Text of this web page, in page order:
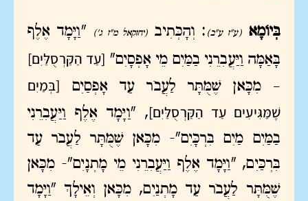
בְּיוֹמָא(ע"ז ע"ב) : וְהָכְּתִיב (יחזקאל מ"ז ג')
"וַיָּמָד אֶלֶף
בָּאַמָּה וַיַּעֲבִרֵנִי בַמַּיִם מֵי אָפְסָיִם" [עַד הַקַּרְסֻלַּיִם]
– מִכָּאן שֶׁמֻּתָּר לַעֲבֹר עַד אָפְסַיִם [בְּמַיִם
שֶׁמַּגִּיעִים עַד הַקַּרְסֻלַּיִם], "וַיָּמָד אֶלֶף וַיַּעֲבִרֵנִי
בַמַּיִם מַיִם בִּרְכָּיִם"- מִכָּאן שֶׁמֻּתָּר לַעֲבֹר עַד
בִּרְכַּיִם, "וַיָּמָד אֶלֶף וַיַּעֲבִרֵנִי מֵי מָתְנָיִם"- מִכָּאן
שֶׁמֻּתָּר לַעֲבֹר עַד מָתְנַיִם, מִכָּאן וְאֵילָךְ "וַיָּמָד